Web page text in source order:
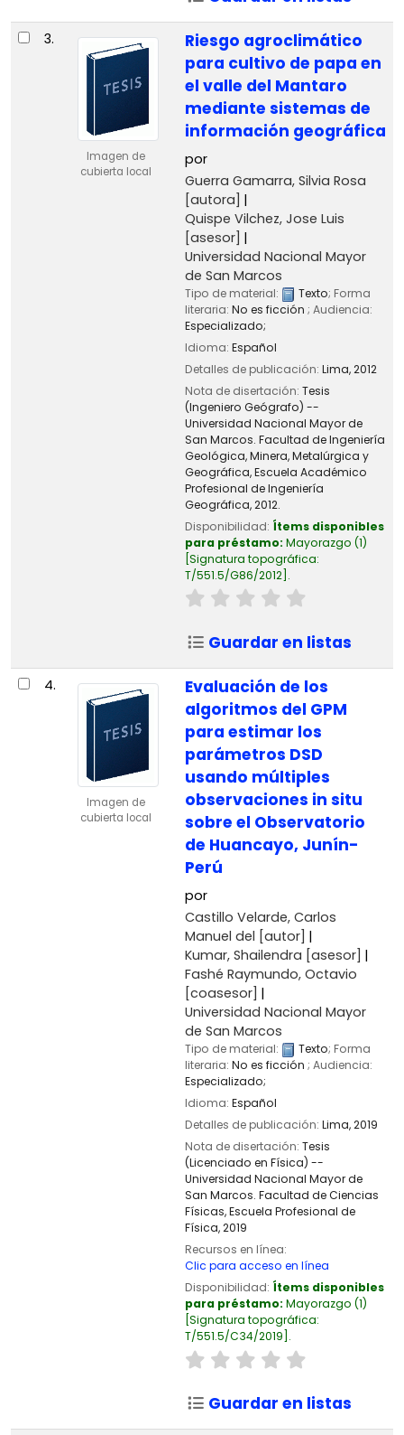
3.
Imagen de
cubierta local
Riesgo agroclimático
para cultivo de papa en
el valle del Mantaro
mediante sistemas de
información geográfica
por
Guerra Gamarra, Silvia Rosa
[autora]
Quispe Vilchez, Jose Luis
[asesor]
Universidad Nacional Mayor
de San Marcos
Tipo de material: Texto; Forma
literaria: No es ficción ; Audiencia:
Especializado;
Idioma: Español
Detalles de publicación: Lima,2012
Nota de disertación: Tesis
(Ingeniero Geógrafo) --
Universidad Nacional Mayor de
San Marcos. Facultad de Ingeniería
Geológica, Minera, Metalúrgica y
Geográfica, Escuela Académico
Profesional de Ingeniería
Geográfica, 2012.
Disponibilidad: Ítems disponibles
para préstamo: Mayorazgo (1)
Signatura topográfica:
T/551.5/G86/2012 .
Guardar en listas
4.
Imagen de
cubierta local
Evaluación de los
algoritmos del GPM
para estimar los
parámetros DSD
usando múltiples
observaciones in situ
sobre el Observatorio
de Huancayo, Junín-
Perú
por
Castillo Velarde, Carlos
Manuel del [autor]
Kumar, Shailendra [asesor]
Fashé Raymundo, Octavio
[coasesor]
Universidad Nacional Mayor
de San Marcos
Tipo de material: Texto; Forma
literaria: No es ficción ; Audiencia:
Especializado;
Idioma: Español
Detalles de publicación: Lima,2019
Nota de disertación: Tesis
(Licenciado en Física) --
Universidad Nacional Mayor de
San Marcos. Facultad de Ciencias
Físicas, Escuela Profesional de
Física, 2019
Recursos en línea:
Clic para acceso en línea
Disponibilidad: Ítems disponibles
para préstamo: Mayorazgo (1)
Signatura topográfica:
T/551.5/C34/2019 .
Guardar en listas